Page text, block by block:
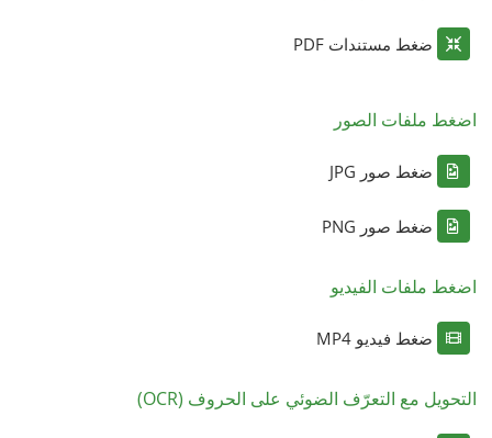
ضغط مستندات PDF
اضغط ملفات الصور
ضغط صور JPG
ضغط صور PNG
اضغط ملفات الفيديو
ضغط فيديو MP4
التحويل مع التعرّف الضوئي على الحروف (OCR)